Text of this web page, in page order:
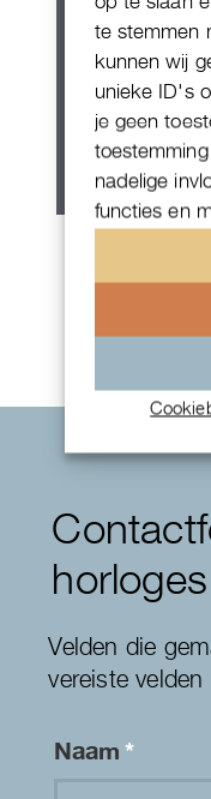
te stemmen
kunnen wij
unieke ID's
je geen
nadelige
functies en
Patek
horloges
Velden die
vereiste velden
Naam*